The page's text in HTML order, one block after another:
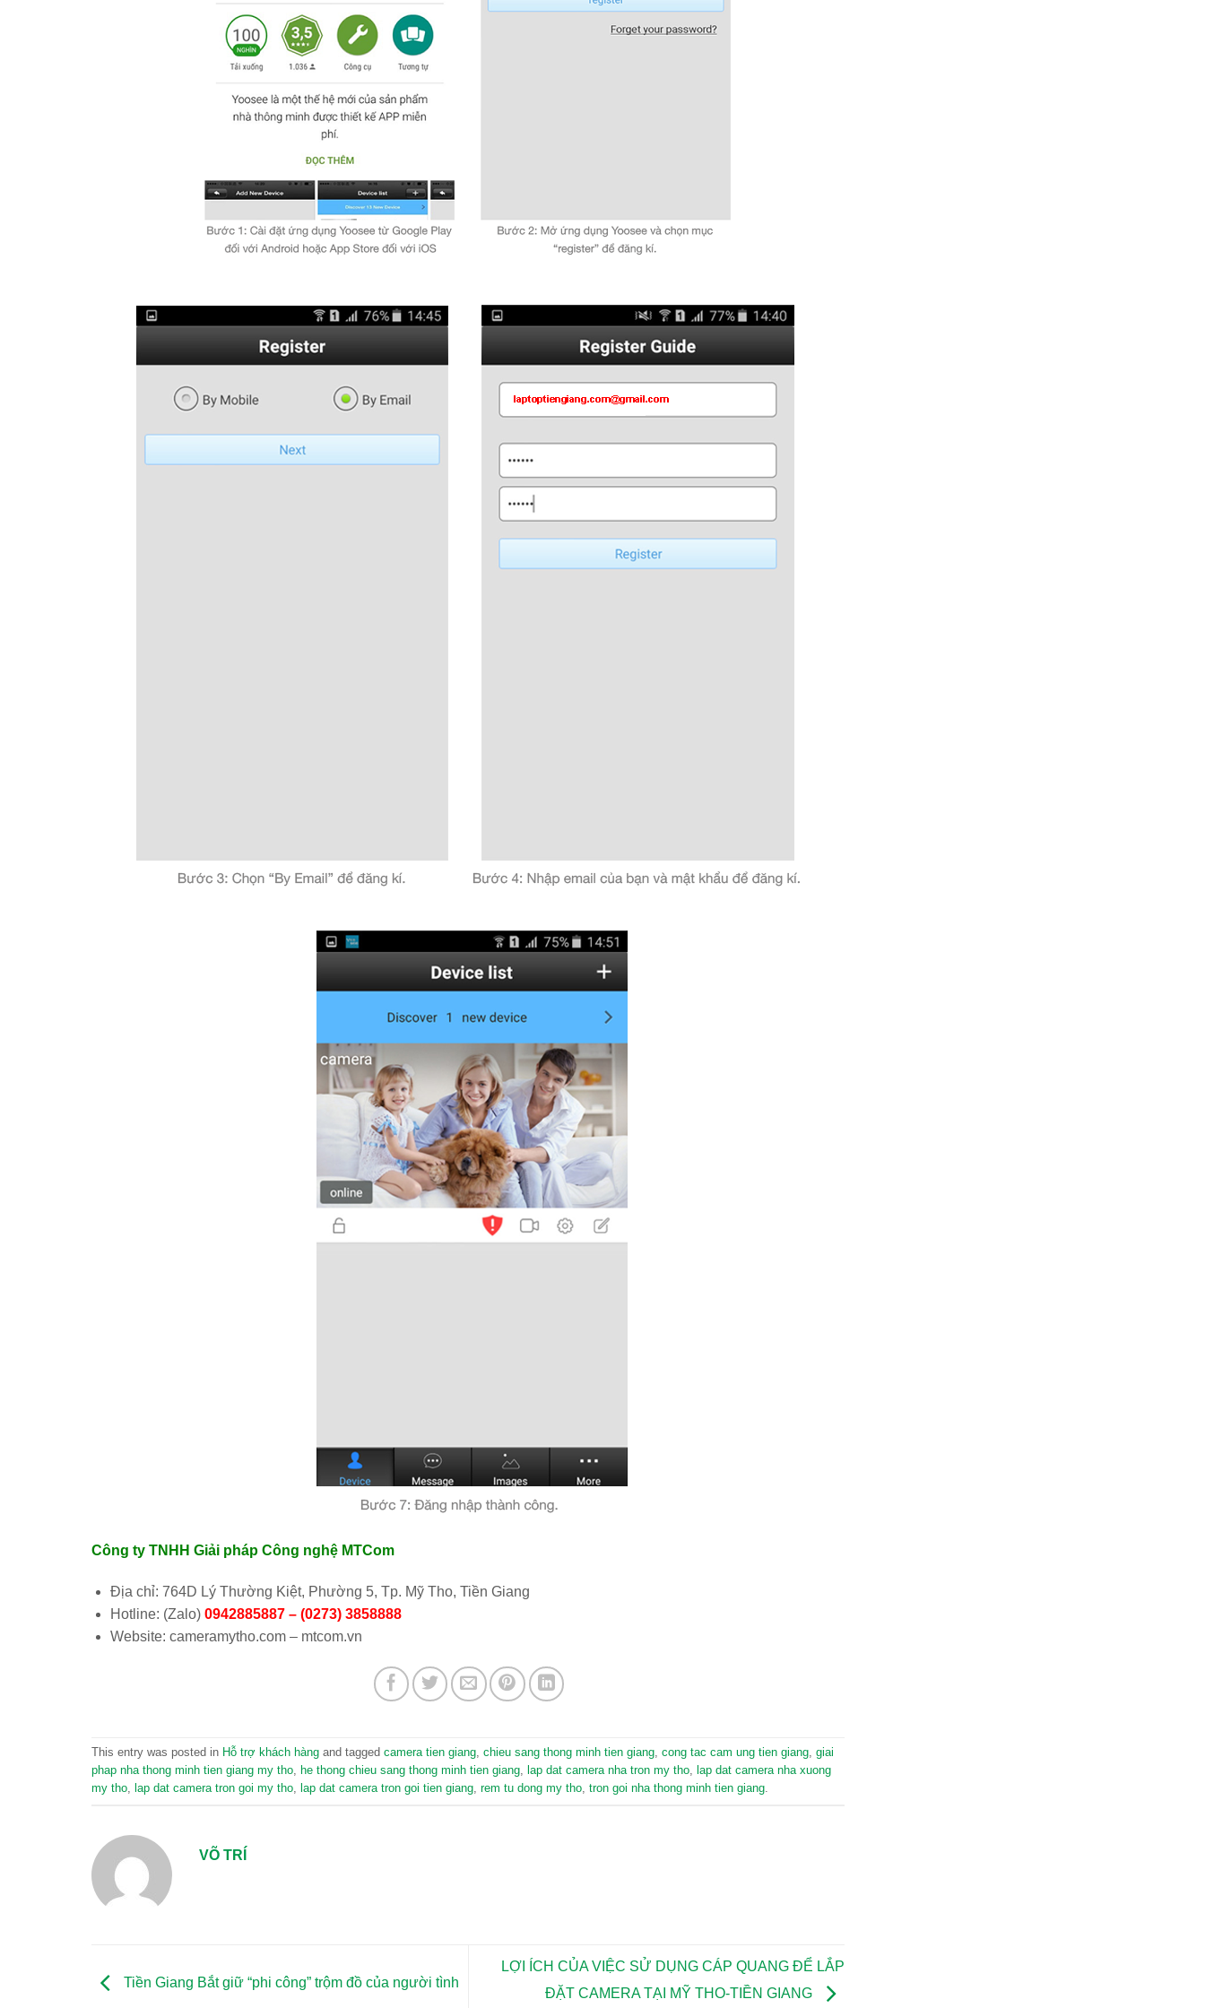
Công ty TNHH Giải pháp Công nghệ MTCom
Địa chỉ: 764D Lý Thường Kiệt, Phường 5, Tp. Mỹ Tho, Tiền Giang
Hotline: (Zalo) 0942885887 – (0273) 3858888
Website: cameramytho.com – mtcom.vn
This entry was posted in Hỗ trợ khách hàng and tagged camera tien giang, chieu sang thong minh tien giang, cong tac cam ung tien giang, giai
phap nha thong minh tien giang my tho, he thong chieu sang thong minh tien giang, lap dat camera nha tron my tho, lap dat camera nha xuong
my tho, lap dat camera tron goi my tho, lap dat camera tron goi tien giang, rem tu dong my tho, tron goi nha thong minh tien giang.
VÕ TRÍ
Tiền Giang Bắt giữ “phi công” trộm đồ của người tình
LỢI ÍCH CỦA VIỆC SỬ DỤNG CÁP QUANG ĐỂ LẮP
ĐẶT CAMERA TẠI MỸ THO-TIỀN GIANG